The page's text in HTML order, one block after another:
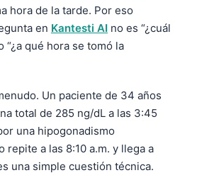
hora de la tarde. Por eso
en Kantesti AI no es “¿cuál
“¿a qué hora se tomó la
Un paciente de 34 años
total de 285 ng/dL a las 3:45
una hipogonadismo
repite a las 8:10 a.m. y llega a
una simple cuestión técnica.